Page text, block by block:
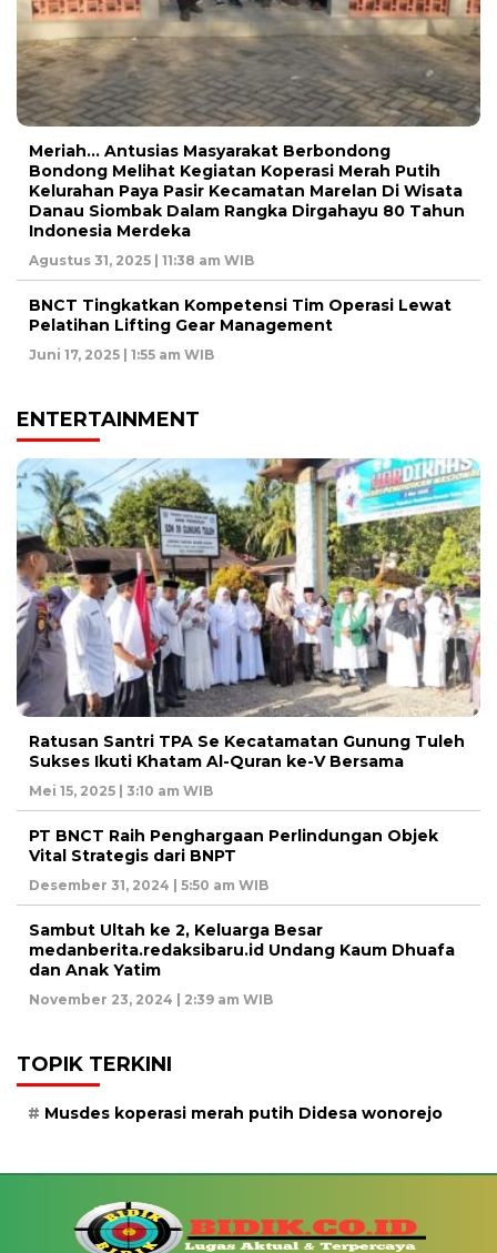
Meriah… Antusias Masyarakat Berbondong
Bondong Melihat Kegiatan Koperasi Merah Putih
Kelurahan Paya Pasir Kecamatan Marelan Di Wisata
Danau Siombak Dalam Rangka Dirgahayu 80 Tahun
Indonesia Merdeka
Agustus 31, 2025 | 11:38 am WIB
BNCT Tingkatkan Kompetensi Tim Operasi Lewat
Pelatihan Lifting Gear Management
Juni 17, 2025 | 1:55 am WIB
ENTERTAINMENT
Ratusan Santri TPA Se Kecatamatan Gunung Tuleh
Sukses Ikuti Khatam Al-Quran ke-V Bersama
Mei 15, 2025 | 3:10 am WIB
PT BNCT Raih Penghargaan Perlindungan Objek
Vital Strategis dari BNPT
Desember 31, 2024 | 5:50 am WIB
Sambut Ultah ke 2, Keluarga Besar
medanberita.redaksibaru.id Undang Kaum Dhuafa
dan Anak Yatim
November 23, 2024 | 2:39 am WIB
TOPIK TERKINI
Musdes koperasi merah putih Didesa wonorejo